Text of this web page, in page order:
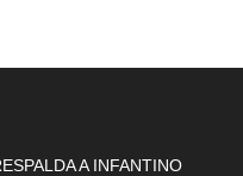
A INFANTINO